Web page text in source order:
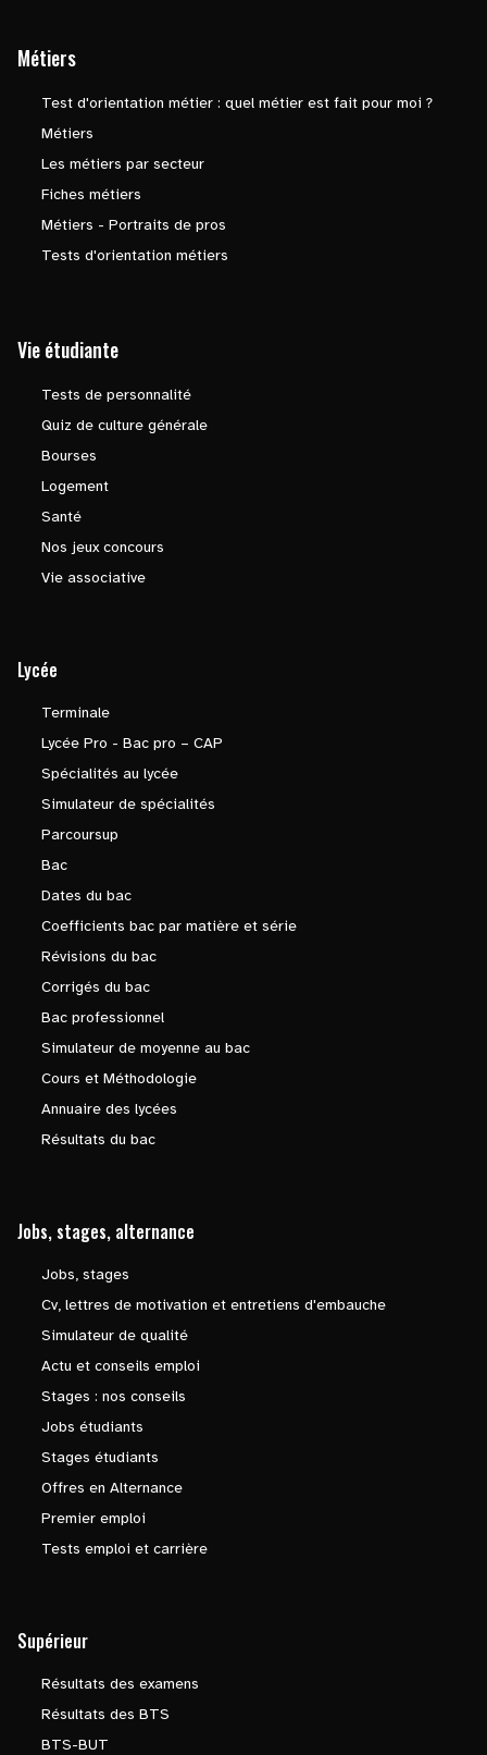
Métiers
Test d'orientation métier : quel métier est fait pour moi ?
Métiers
Les métiers par secteur
Fiches métiers
Métiers - Portraits de pros
Tests d'orientation métiers
Vie étudiante
Tests de personnalité
Quiz de culture générale
Bourses
Logement
Santé
Nos jeux concours
Vie associative
Lycée
Terminale
Lycée Pro - Bac pro – CAP
Spécialités au lycée
Simulateur de spécialités
Parcoursup
Bac
Dates du bac
Coefficients bac par matière et série
Révisions du bac
Corrigés du bac
Bac professionnel
Simulateur de moyenne au bac
Cours et Méthodologie
Annuaire des lycées
Résultats du bac
Jobs, stages, alternance
Jobs, stages
Cv, lettres de motivation et entretiens d'embauche
Simulateur de qualité
Actu et conseils emploi
Stages : nos conseils
Jobs étudiants
Stages étudiants
Offres en Alternance
Premier emploi
Tests emploi et carrière
Supérieur
Résultats des examens
Résultats des BTS
BTS-BUT